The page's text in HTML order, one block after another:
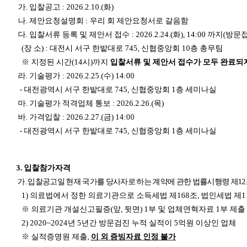
가. 입찰공고 : 2026.2.10.(화)
나. 제안요청설명회 : 우리 회 제안요청서로 갈음함
다. 입찰서류 등록 및 제안서 접수 : 2026.2.24.(화), 14:00 까지(방문
(장 소) : 대전시 서구 한밭대로 745, 신협중앙회 10층 총무팀
※ 지정된 시간(14시)까지 입찰서류 및 제안서 접수가 모두 완료되
라. 기술평가 : 2026.2.25.(수) 14:00
- 대전광역시 서구 한밭대로 745, 신협중앙회 1층 세미나실
마. 기술평가 적격업체 통보 : 2026.2.26.(목)
바. 가격입찰 : 2026.2.27.(금) 14:00
- 대전광역시 서구 한밭대로 745, 신협중앙회 1층 세미나실
3. 입찰참가자격
가. 입찰공고일 현재 국가를 당사자로 하는 계약에 관한 법률시행령 제
1) 의료법에서 정한 의료기관으로 소득세법 제168조, 법인세법
※ 의료기관 개설신고필증(앞, 뒷면) 1부 및 업체연혁자료 1부 제출
2) 2020~2024년 5년간 방문검진 누적 실적이 5억원 이상인 업체
※ 실적증명원 제출, 이 외 증빙자료 인정 불가